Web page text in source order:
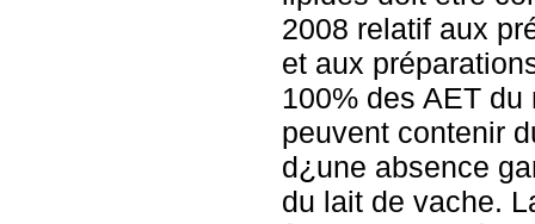
2008 relatif aux
et aux
100% des AET
peuvent contenir
d¿une absence
du lait de vache.